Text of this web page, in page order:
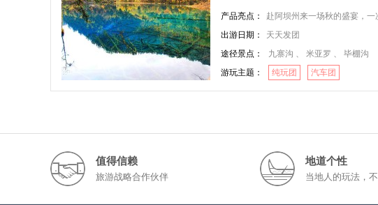
产品亮点：
赴阿坝州来一场秋的盛宴，一次出行打卡精
出游日期：
天天发团
途径景点：
九寨沟 、 米亚罗 、 毕棚沟
游玩主题：
纯玩团 汽车团
值得信赖
旅游战略合作伙伴
地道个性
当地人的玩法，